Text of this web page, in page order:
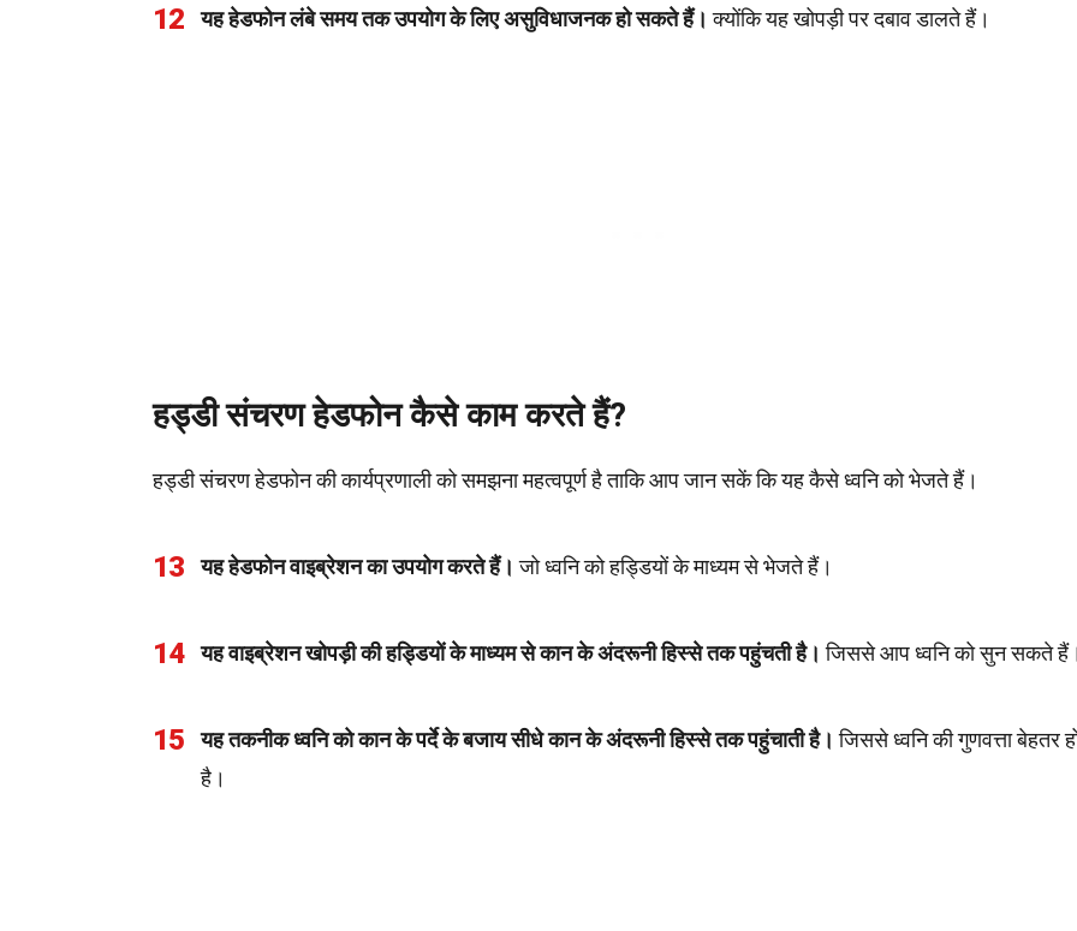
12 यह हेडफोन लंबे समय तक उपयोग के लिए असुविधाजनक हो सकते हैं। क्योंकि यह खोपड़ी पर दबाव डालते हैं।
हड्डी संचरण हेडफोन कैसे काम करते हैं?
हड्डी संचरण हेडफोन की कार्यप्रणाली को समझना महत्वपूर्ण है ताकि आप जान सकें कि यह कैसे ध्वनि को भेजते हैं।
13 यह हेडफोन वाइब्रेशन का उपयोग करते हैं। जो ध्वनि को हड्डियों के माध्यम से भेजते हैं।
14 यह वाइब्रेशन खोपड़ी की हड्डियों के माध्यम से कान के अंदरूनी हिस्से तक पहुंचती है। जिससे आप ध्वनि को सुन सकते
15 यह तकनीक ध्वनि को कान के पर्दे के बजाय सीधे कान के अंदरूनी हिस्से तक पहुंचाती है। जिससे ध्वनि की गुणवत्ता बेहतर
है।